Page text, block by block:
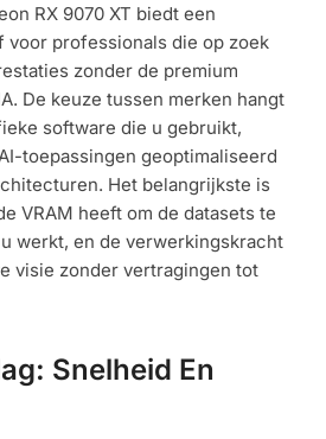
RX 9070 XT biedt een
voor professionals die op zoek
zonder de premium
De keuze tussen merken hangt
software die u gebruikt,
toepassingen geoptimaliseerd
Het belangrijkste is
VRAM heeft om de datasets te
werkt, en de verwerkingskracht
visie zonder vertragingen tot
Snelheid En